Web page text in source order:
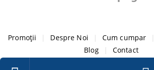
Promoții Despre Noi Cum cumpar
Blog
Contact